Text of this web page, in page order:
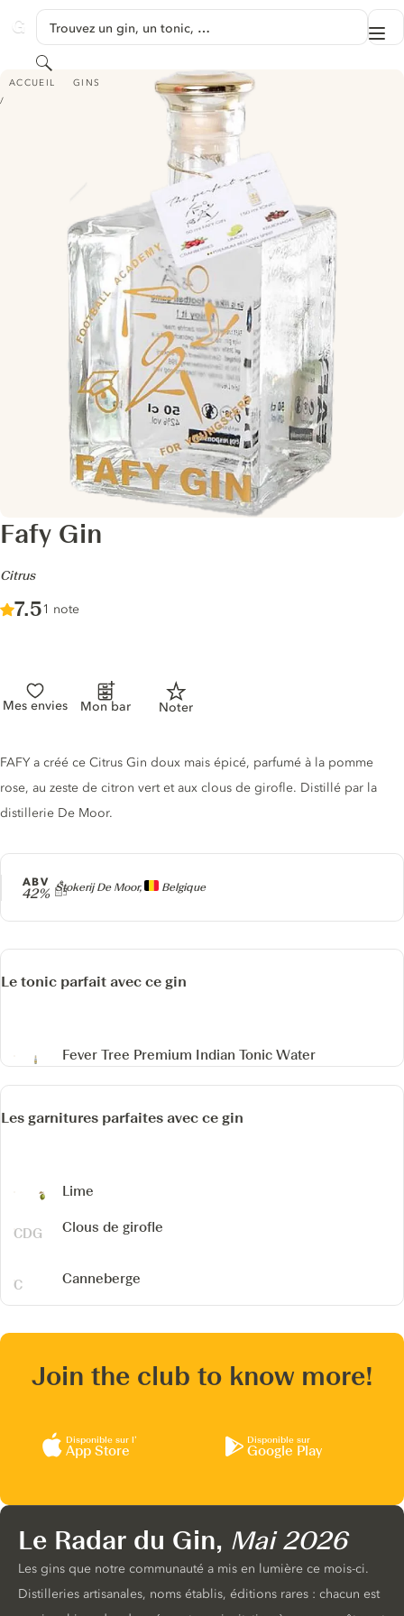
GINVENTORY
Trouvez un gin, un tonic, …
Rechercher
ACCUEIL GINS
FAFY GIN - CITRUS
Fafy Gin
-
Citrus
Score :
7.5/ 10
1 note
Mes envies Mon bar Noter
Producteur
Stokerij De Moor, Belgique
ABV
42%
Description du gin
FAFY a créé ce Citrus Gin doux mais épicé, parfumé à la pomme
rose, au zeste de citron vert et aux clous de girofle. Distillé par la
distillerie De Moor.
Le tonic parfait avec ce gin
Fever Tree Premium Indian Tonic Water
Les garnitures parfaites avec ce gin
Lime
Clous de girofle
Canneberge
Join the club to know more!
Disponible sur l’
App Store
Disponible sur
Google Play
Le Radar du Gin, Mai 2026
Les gins que notre communauté a mis en lumière ce mois-ci.
Distilleries artisanales, noms établis, éditions rares : chacun est